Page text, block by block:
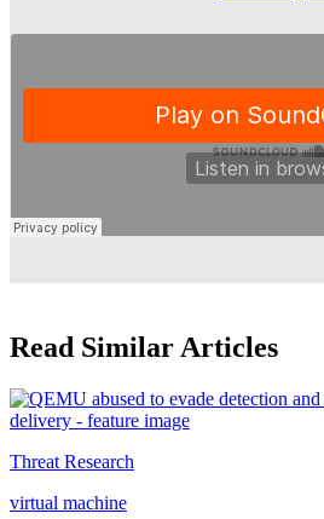
Read Similar Articles
Threat Research
virtual machine